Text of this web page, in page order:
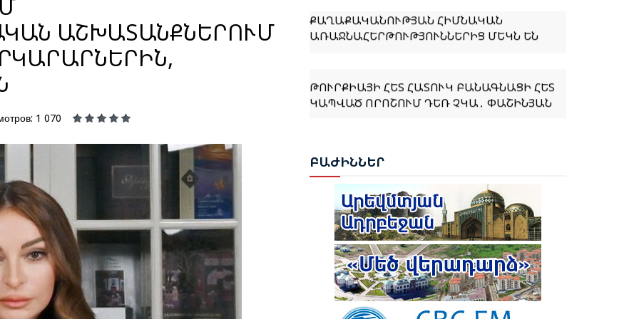
ԱՇԽԱՏԱՆՔՆԵՐՈՒՄ
1 070
ԱՌԱՋՆԱՀԵՐԹՈՒԹՅՈՒՆՆԵՐԻՑ ՄԵԿՆ ԵՆ
ԿԱՊՎԱԾ ՈՐՈՇՈՒՄ ԴԵՌ ՉԿԱ․ ՓԱՇԻՆՅԱՆ
ԹՈՒՐՔԻԱՆ ԵՐԲԵՔ ՉԻ ԹՈՂՆԻ ԻՐ
ԿԻՊՐԱԹՈՒՐՔ ԵՂԲԱՅՐՆԵՐԻՆ ԵՎ
ՔՈՒՅՐԵՐԻՆ ՄԵՆԱԿ․ ԷՐԴՈՂԱՆ
ԹՈՒՐՔԻԱՆ ՍԿՍԵԼ Է ԱՔՅԱՔԱ-ԳՅՈՒՄՐԻ
ՀԱՏՎԱԾԻ ՎԵՐԱԿԱՆԳՆՈՒՄԸ
ԲԱԺԻՆՆԵՐ